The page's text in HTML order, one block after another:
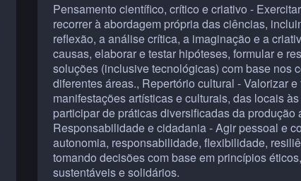
Pensamento científico, crítico e criativo -
recorrer à abordagem própria das ciências,
reflexão, a análise crítica, a imaginação e a
causas, elaborar e testar hipóteses, formular e
soluções (inclusive tecnológicas) com base nos
diferentes áreas., Repertório cultural - Valorizar
manifestações artísticas e culturais, das locais
participar de práticas diversificadas da produção
Responsabilidade e cidadania - Agir pessoal e
autonomia, responsabilidade, flexibilidade,
tomando decisões com base em princípios
sustentáveis e solidários.